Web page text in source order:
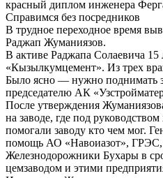
красный диплом инженера
Справимся без посредников
В трудное переходное время
Раджап Жуманиязов.
В активе Раджапа Солаевича 15
«Кызылкумцемент». Из трех
Было ясно — нужно поднимать
председателю АК
После утверждения
на заводе, где под
помогали заводу кто чем мог.
помощь АО «Навоиазот», ГРЭС,
Железнодорожники Бухары в
цемзаводом и этими